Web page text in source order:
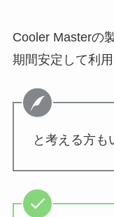
Cooler Masterの
期間安定して利
と考える方も